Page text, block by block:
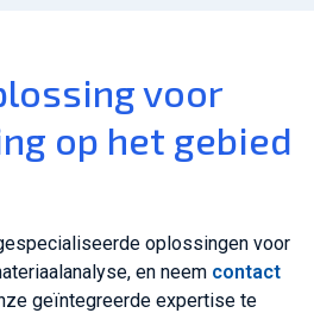
voor
op het gebied
oplossingen voor
en neem contact
geïntegreerde expertise te